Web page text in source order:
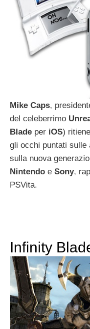
Mike Caps,
del celeberrimo
Blade per iOS)
gli occhi puntati sulle
sulla nuova
Nintendo e Sony,
PSVita.
Infinity